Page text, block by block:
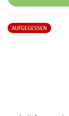
AUFGEGESSEN